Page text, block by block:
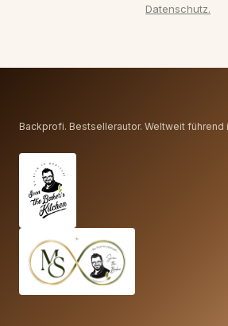
Datenschutz.
Backprofi. Bestsellerautor. Weltweit führend